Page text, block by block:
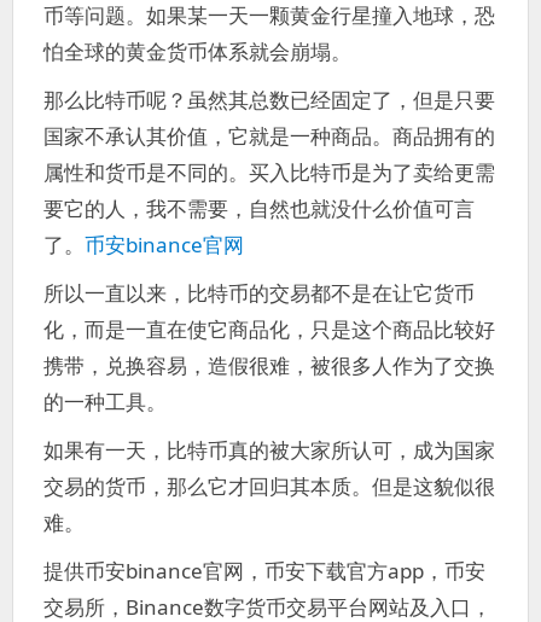
币等问题。如果某一天一颗黄金行星撞入地球，恐
怕全球的黄金货币体系就会崩塌。
那么比特币呢？虽然其总数已经固定了，但是只要
国家不承认其价值，它就是一种商品。商品拥有的
属性和货币是不同的。买入比特币是为了卖给更需
要它的人，我不需要，自然也就没什么价值可言
了。 币安binance官网
所以一直以来，比特币的交易都不是在让它货币
化，而是一直在使它商品化，只是这个商品比较好
携带，兑换容易，造假很难，被很多人作为了交换
的一种工具。
如果有一天，比特币真的被大家所认可，成为国家
交易的货币，那么它才回归其本质。但是这貌似很
难。
提供币安binance官网，币安下载官方app，币安
交易所，Binance数字货币交易平台网站及入口，